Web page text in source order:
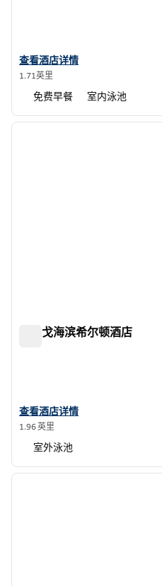
查看关于 Embassy Suites by
查看酒店详情
1.71英里
免费早餐 室内泳池
1/12
圣迭戈海滨希尔顿酒店
查看希尔顿圣地亚哥海滨酒店的
查看酒店详情
1.96 英里
室外泳池
1/12